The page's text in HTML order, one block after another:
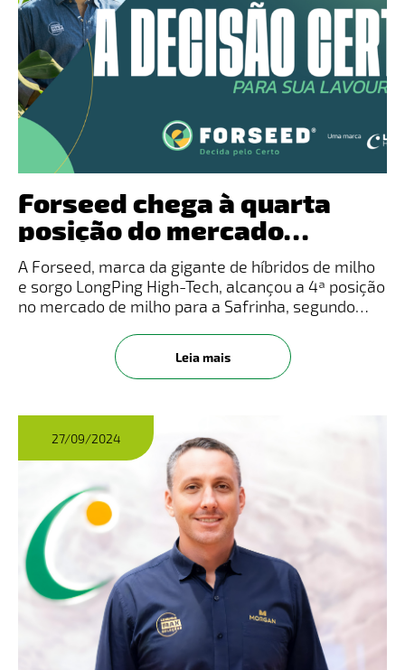
Forseed chega à quarta
posição do mercado
nacional e expande
portfólio
A Forseed, marca da gigante de híbridos de milho
e sorgo LongPing High-Tech, alcançou a 4ª posição
no mercado de milho para a Safrinha, segundo
2024, realizado pela consultoria agrícola Kynetec.
A marca subiu tr
Leia mais
27/09/2024